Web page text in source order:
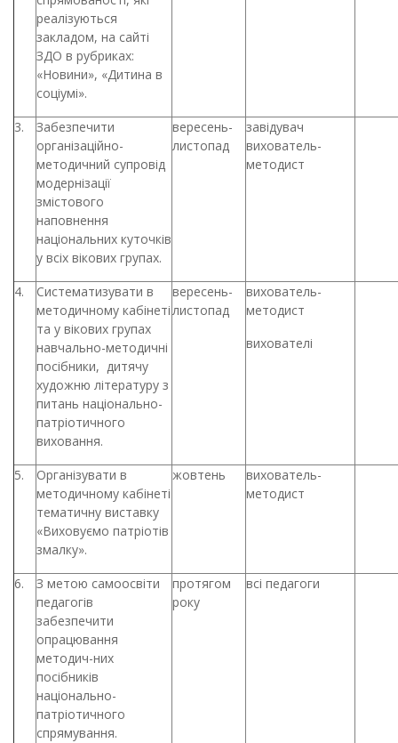
реалізуються
закладом, на сайті
ЗДО в рубриках:
«Новини», «Дитина в
соціумі».
3.
Забезпечити
організаційно-
методичний супровід
модернізації
змістового
наповнення
національних куточків
у всіх вікових групах.
вересень-
листопад
завідувач
вихователь-
методист
4.
Систематизувати в
методичному кабінеті
та у вікових групах
навчально-методичні
посібники, дитячу
художню літературу з
питань національно-
патріотичного
виховання.
вересень-
листопад
вихователь-
методист
вихователі
5.
Організувати в
методичному кабінеті
тематичну виставку
«Виховуємо патріотів
змалку».
жовтень
вихователь-
методист
6.
З метою самоосвіти
педагогів
забезпечити
опрацювання
методич-них
посібників
національно-
патріотичного
спрямування.
протягом
року
всі педагоги